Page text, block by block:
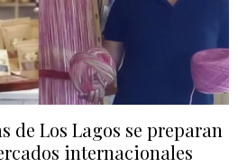
de Los Lagos se preparan
internacionales